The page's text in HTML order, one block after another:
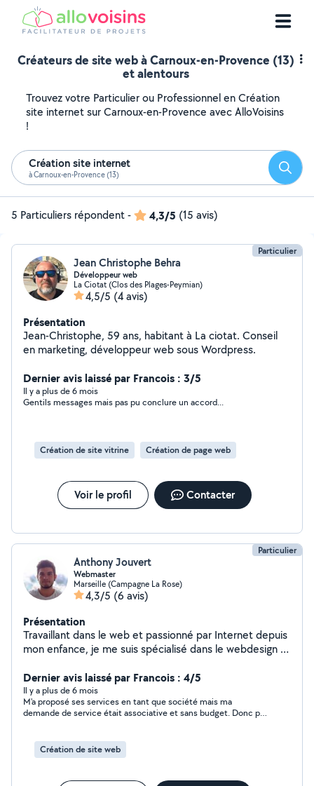
Créateurs de site web à Carnoux-en-Provence (13)
et alentours
Trouvez votre Particulier ou Professionnel en Création
site internet sur Carnoux-en-Provence avec AlloVoisins
!
Création site internet
à Carnoux-en-Provence (13)
5 Particuliers répondent- 4,3/5 (15 avis)
Particulier
Jean Christophe Behra
Développeur web
La Ciotat (Clos des Plages-Peymian)
4,5/5 (4 avis)
Présentation
Jean-Christophe, 59 ans, habitant à La ciotat. Conseil
en marketing, développeur web sous Wordpress.
Dernier avis laissé par Francois : 3/5
Il y a plus de 6 mois
Gentils messages mais pas pu conclure un accord...
Création de site vitrine Création de page web
Voir le profil Contacter
Particulier
Anthony Jouvert
Webmaster
Marseille (Campagne La Rose)
4,3/5 (6 avis)
Présentation
Travaillant dans le web et passionné par Internet depuis
mon enfance, je me suis spécialisé dans le webdesign et
pour particuliers et entreprises.
Dernier avis laissé par Francois : 4/5
Il y a plus de 6 mois
M'a proposé ses services en tant que société mais ma
demande de service était associative et sans budget. Donc pas
Création de site web